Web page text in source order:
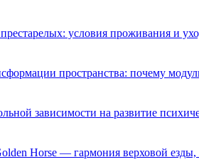
условия проживания и
пространства: почему
зависимости на развитие
Horse — гармония верховой езды,